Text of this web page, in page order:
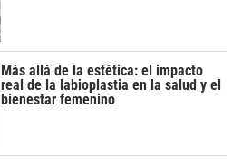
Más allá de la estética: el impacto
real de la labioplastia en la salud y el
bienestar femenino